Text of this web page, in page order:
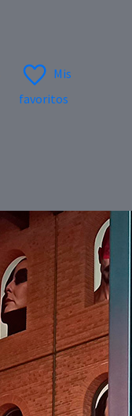
Mis
favoritos